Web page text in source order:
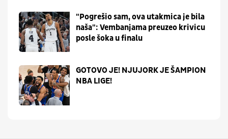
"Pogrešio sam, ova utakmica je bila
naša": Vembanjama preuzeo krivicu
posle šoka u finalu
GOTOVO JE! NJUJORK JE ŠAMPION
NBA LIGE!